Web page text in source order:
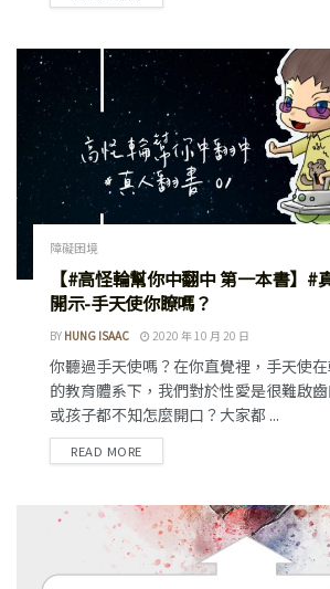
障礙困境
【#高怪輪幫你中翻中 第一本書】#
開示-手天使你瞭嗎？
BY HUNG ISAAC 2020 年 10 月 20 日
你聽過手天使嗎？在你直覺裡，手天使
的教育體系下，我們對於性愛是很難啟
或孩子都不知怎麼開口？大家都 ...
READ MORE